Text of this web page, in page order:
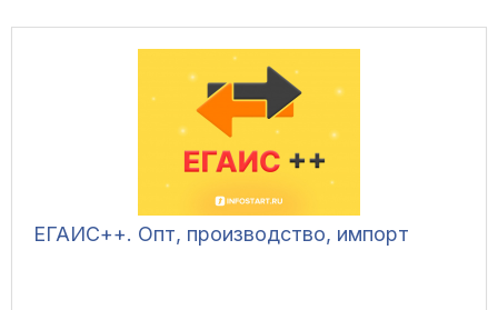
ЕГАИС++. Опт, производство, импорт